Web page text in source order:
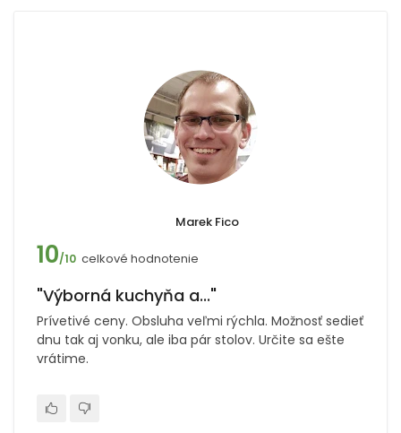
Marek Fico
10/10 celkové hodnotenie
"Výborná kuchyňa a..."
Prívetivé ceny. Obsluha veľmi rýchla. Možnosť sedieť
dnu tak aj vonku, ale iba pár stolov. Určite sa ešte
vrátime.